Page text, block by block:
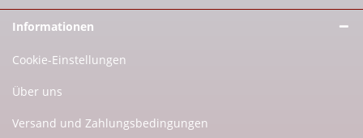
Informationen
Cookie-Einstellungen
Über uns
Versand und Zahlungsbedingungen